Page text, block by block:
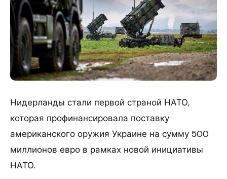
​Нидерланды стали первой страной НАТО,
которая профинансировала поставку
американского оружия Украине на сумму 500
миллионов евро в рамках новой инициативы
НАТО.